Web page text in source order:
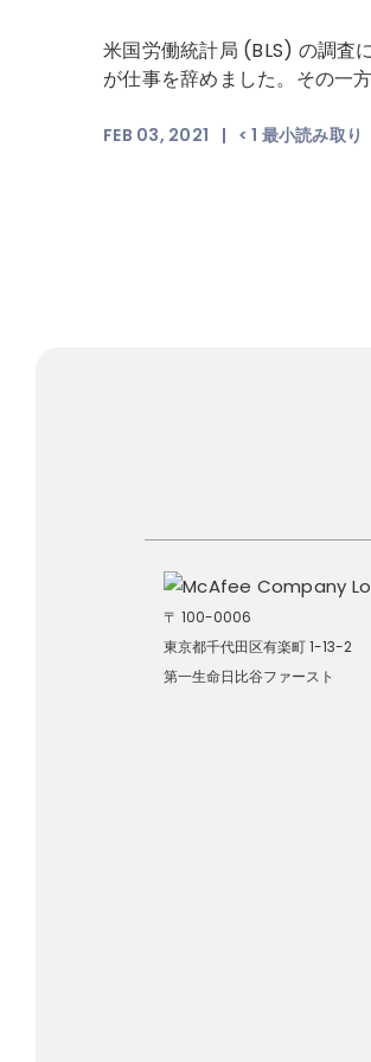
米国労働統計局 (BLS) の調査
が仕事を辞めました。その一
FEB 03, 2021 | < 1 最小読み取り
〒 100-0006
東京都千代田区有楽町 1-13-2
第一生命日比谷ファースト